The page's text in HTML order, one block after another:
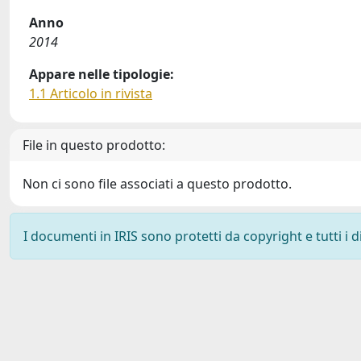
Anno
2014
Appare nelle tipologie:
1.1 Articolo in rivista
File in questo prodotto:
Non ci sono file associati a questo prodotto.
I documenti in IRIS sono protetti da copyright e tutti i